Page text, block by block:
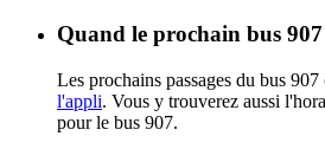
Quand le prochain bus
Les prochains passages du bus
l'appli. Vous y trouverez aussi
pour le bus 907.